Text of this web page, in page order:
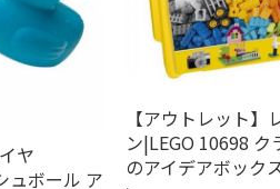
ヤ
ュボール ア
【アウトレット】
ン|LEGO 10698
のアイデアボック